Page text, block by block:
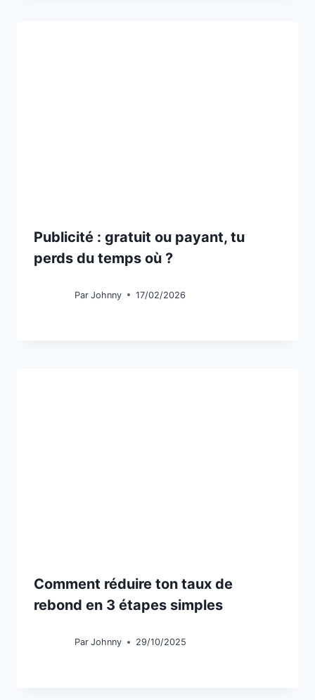
Publicité : gratuit ou payant, tu
perds du temps où ?
Par Johnny 17/02/2026
Comment réduire ton taux de
rebond en 3 étapes simples
Par Johnny 29/10/2025